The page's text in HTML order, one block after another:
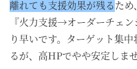
離れても支援効果が残るため、
『火力支援→オーダーチェン
り早いです。ターゲット集
るが、高HPでやや安定しませ